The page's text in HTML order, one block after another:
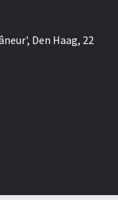
Den Haag, 22